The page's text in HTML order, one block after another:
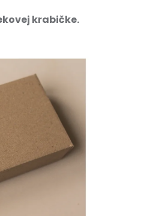
krabičke.